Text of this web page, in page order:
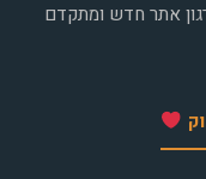
אתר חדש ומתקדם